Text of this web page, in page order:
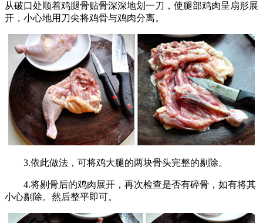
从破口处顺着鸡腿骨贴骨深深地划一刀，使腿部鸡肉呈扇形展
开，小心地用刀尖将鸡骨与鸡肉分离。
3.依此做法，可将鸡大腿的两块骨头完整的剔除。
4.将剔骨后的鸡肉展开，再次检查是否有碎骨，如有将其
小心剔除。然后整平即可。